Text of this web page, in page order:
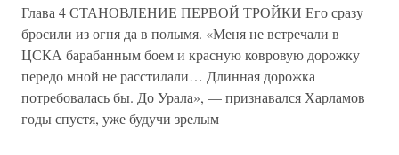
Глава 4 СТАНОВЛЕНИЕ ПЕРВОЙ ТРОЙКИ Его сразу
бросили из огня да в полымя. «Меня не встречали в
ЦСКА барабанным боем и красную ковровую дорожку
передо мной не расстилали… Длинная дорожка
потребовалась бы. До Урала», — признавался Харламов
годы спустя, уже будучи зрелым